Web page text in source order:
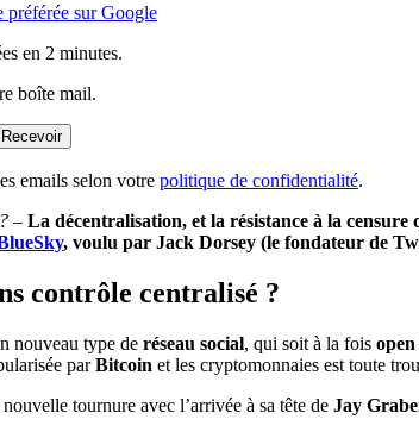
préférée sur Google
en 2 minutes.
boîte mail.
Recevoir
emails selon votre politique de confidentialité.
– La décentralisation, et la résistance à la
, voulu par Jack Dorsey (le fondateur de
contrôle centralisé ?
nouveau type de réseau social, qui soit à la fois open
parBitcoin et les cryptomonnaies est toute
tournure avec l’arrivée à sa tête de Jay